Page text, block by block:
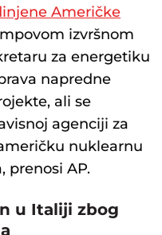
Američke
izvršnom
za energetiku
napredne
ali se
agenciji za
nuklearnu
prenosi AP.
u Italiji zbog